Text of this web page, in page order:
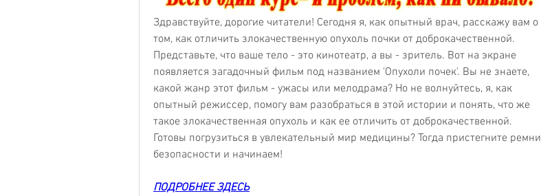
Здравствуйте, дорогие читатели! Сегодня я, как опытный врач, расскажу вам о
том, как отличить злокачественную опухоль почки от доброкачественной.
Представьте, что ваше тело - это кинотеатр, а вы - зритель. Вот на экране
появляется загадочный фильм под названием 'Опухоли почек'. Вы не знаете,
какой жанр этот фильм - ужасы или мелодрама? Но не волнуйтесь, я, как
опытный режиссер, помогу вам разобраться в этой истории и понять, что же
такое злокачественная опухоль и как ее отличить от доброкачественной.
Готовы погрузиться в увлекательный мир медицины? Тогда пристегните ремни
безопасности и начинаем!
ПОДРОБНЕЕ ЗДЕСЬ